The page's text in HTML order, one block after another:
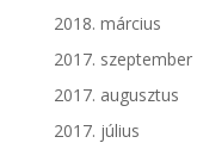
2018. március
2017. szeptember
2017. augusztus
2017. július